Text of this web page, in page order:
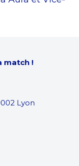
match !
Lyon